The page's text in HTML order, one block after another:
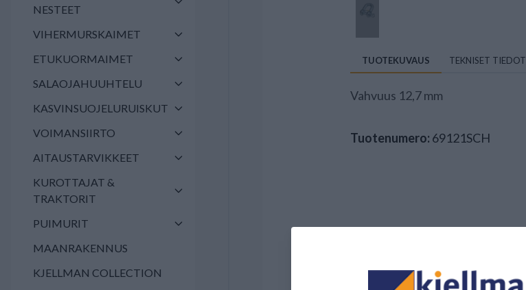
NESTEET
VIHERMURSKAIMET
ETUKUORMAIMET
SALAOJAHUUHTELU
KASVINSUOJELURUISKUT
VOIMANSIIRTO
AITAUSTARVIKKEET
KUROTTAJAT &
TRAKTORIT
PUIMURIT
MAANRAKENNUS
KJELLMAN COLLECTION
TUOTEKUVAUS TEKNISET TIEDOT
Vahvuus 12,7 mm
Tuotenumero: 69121SCH